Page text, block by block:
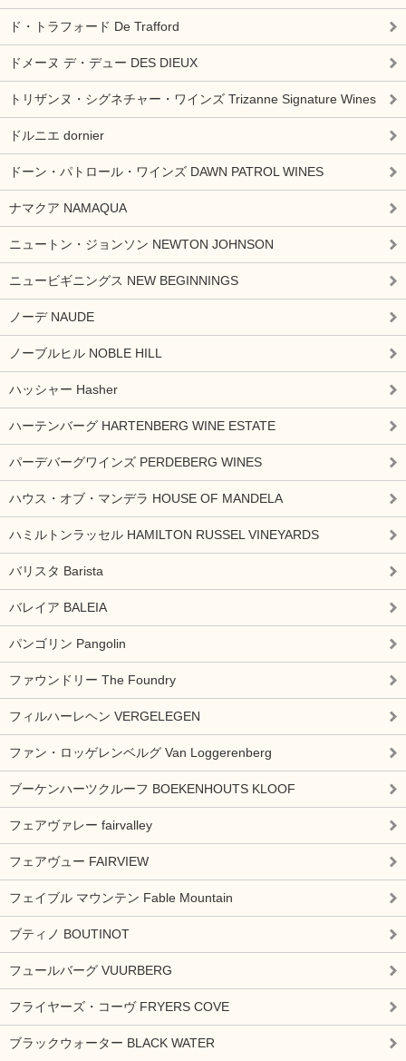
ド・トラフォード De Trafford
ドメーヌ デ・デュー DES DIEUX
トリザンヌ・シグネチャー・ワインズ Trizanne Signature Wines
ドルニエ dornier
ドーン・パトロール・ワインズ DAWN PATROL WINES
ナマクア NAMAQUA
ニュートン・ジョンソン NEWTON JOHNSON
ニュービギニングス NEW BEGINNINGS
ノーデ NAUDE
ノーブルヒル NOBLE HILL
ハッシャー Hasher
ハーテンバーグ HARTENBERG WINE ESTATE
パーデバーグワインズ PERDEBERG WINES
ハウス・オブ・マンデラ HOUSE OF MANDELA
ハミルトンラッセル HAMILTON RUSSEL VINEYARDS
バリスタ Barista
バレイア BALEIA
パンゴリン Pangolin
ファウンドリー The Foundry
フィルハーレヘン VERGELEGEN
ファン・ロッゲレンベルグ Van Loggerenberg
ブーケンハーツクルーフ BOEKENHOUTS KLOOF
フェアヴァレー fairvalley
フェアヴュー FAIRVIEW
フェイブル マウンテン Fable Mountain
ブティノ BOUTINOT
フュールバーグ VUURBERG
フライヤーズ・コーヴ FRYERS COVE
ブラックウォーター BLACK WATER